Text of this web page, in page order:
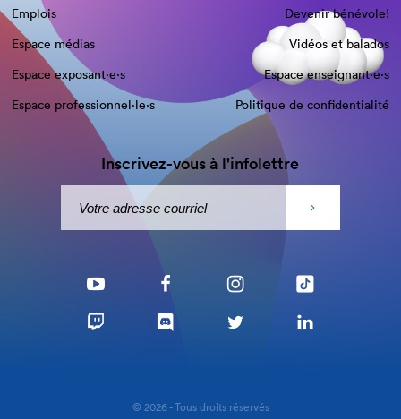
Emplois
Devenir bénévole!
Espace médias
Vidéos et balados
Espace exposant·e⋅s
Espace enseignant·e⋅s
Espace professionnel·le⋅s
Politique de confidentialité
Inscrivez-vous à l'infolettre
© 2026 - Tous droits réservés